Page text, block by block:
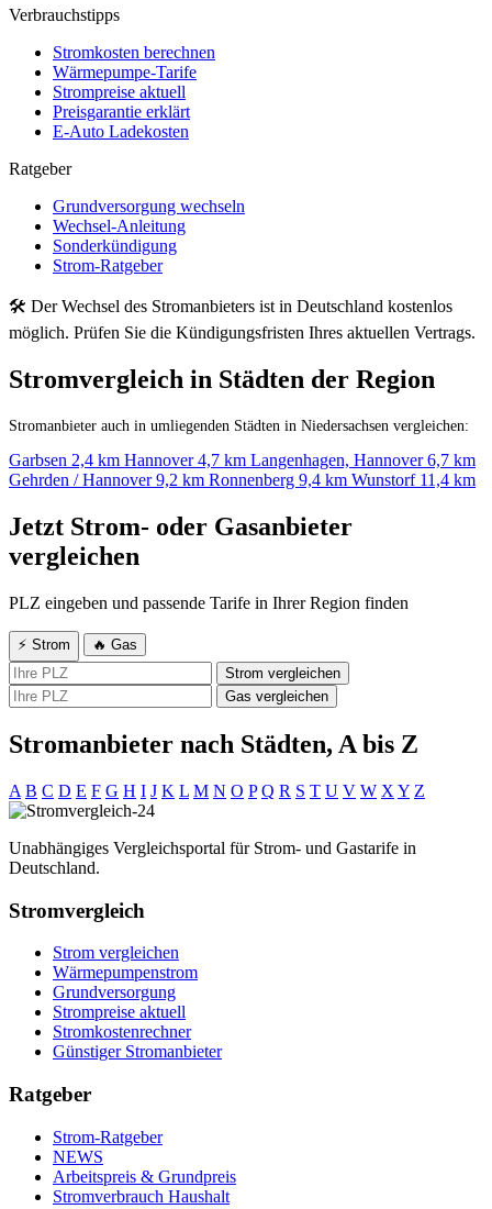
Verbrauchstipps
Stromkosten berechnen
Wärmepumpe-Tarife
Strompreise aktuell
Preisgarantie erklärt
E-Auto Ladekosten
Ratgeber
Grundversorgung wechseln
Wechsel-Anleitung
Sonderkündigung
Strom-Ratgeber
🛠 Der Wechsel des Stromanbieters ist in Deutschland kostenlos
möglich. Prüfen Sie die Kündigungsfristen Ihres aktuellen Vertrags.
Stromvergleich in Städten der Region
Stromanbieter auch in umliegenden Städten in Niedersachsen vergleichen:
Garbsen 2,4 km Hannover4,7 km Langenhagen, Hannover6,7 km
Gehrden / Hannover9,2 km Ronnenberg 9,4 km Wunstorf 11,4 km
Jetzt Strom- oder Gasanbieter
vergleichen
PLZ eingeben und passende Tarife in Ihrer Region finden
⚡ Strom
🔥 Gas
Strom vergleichen
Gas vergleichen
Stromanbieter nach Städten, A bis Z
A B C D E F G H I J K L M N O P Q R S T U V W X Y Z
Unabhängiges Vergleichsportal für Strom- und Gastarife in
Deutschland.
Stromvergleich
Strom vergleichen
Wärmepumpenstrom
Grundversorgung
Strompreise aktuell
Stromkostenrechner
Günstiger Stromanbieter
Ratgeber
Strom-Ratgeber
NEWS
Arbeitspreis & Grundpreis
Stromverbrauch Haushalt